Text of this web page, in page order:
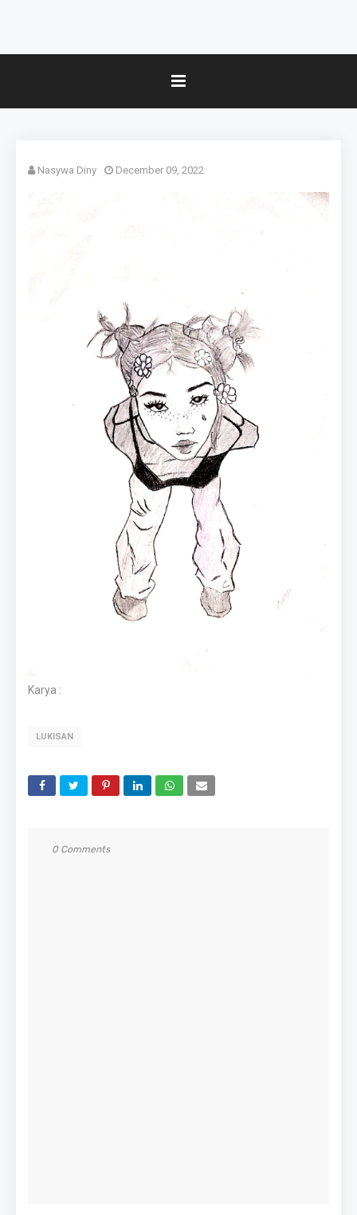
Nasywa Diny December 09, 2022
Karya :
LUKISAN
0 Comments